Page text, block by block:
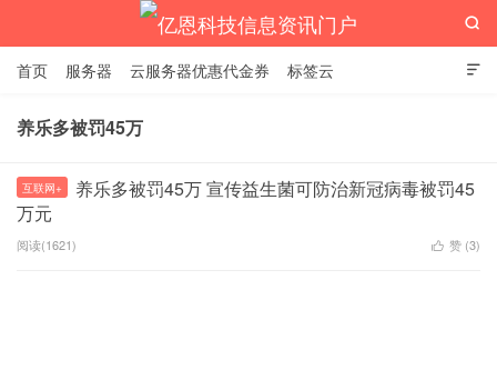
亿恩科技信息资讯门户

首页 服务器 云服务器优惠代金券 标签云

养乐多被罚45万
互联网+
养乐多被罚45万 宣传益生菌可防治新冠病毒被罚45
万元
阅读(1621)  赞 (3)